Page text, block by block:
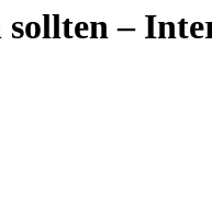
sollten –